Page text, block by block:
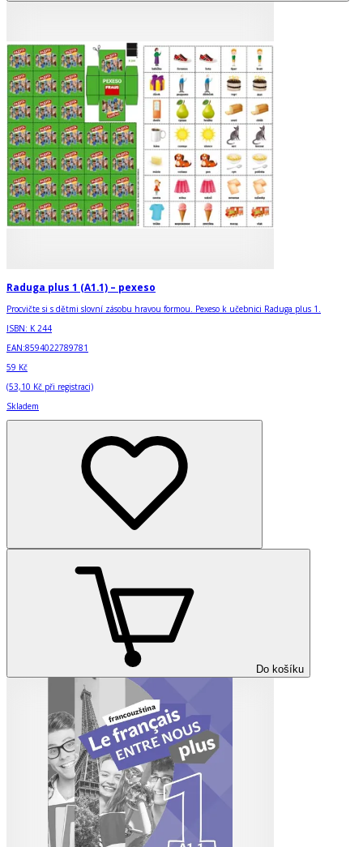
Raduga plus 1 (A1.1) – pexeso
Procvičte si s dětmi slovní zásobu hravou formou. Pexeso k učebnici Raduga plus 1.
ISBN: K 244
EAN:8594022789781
59 Kč
(53,10 Kč při registraci)
Skladem
Do košíku